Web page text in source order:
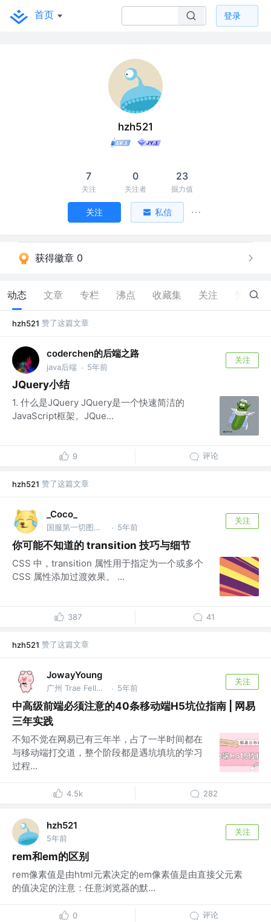
首页 登录
hzh521
7
关注
0
关注者
23
掘力值
关注 私信
获得徽章 0
动态 文章 专栏 沸点 收藏集 关注 3
hzh521 赞了这篇文章
coderchen的后端之路
java后端 · 5年前
关注
JQuery小结
1. 什么是JQuery JQuery是一个快速简洁的
JavaScript框架。JQue...
9 评论
hzh521 赞了这篇文章
_Coco_
国服第一切图仔 @Shopee · 5年前
关注
你可能不知道的 transition 技巧与细节
CSS 中，transition 属性用于指定为一个或多个
CSS 属性添加过渡效果。 ...
387 41
hzh521 赞了这篇文章
JowayYoung
广州 Trae Fellow，前网易资深前端，总结大师 @网易 · 5年前
关注
中高级前端必须注意的40条移动端H5坑位指南 | 网易
三年实践
不知不觉在网易已有三年半，占了一半时间都在
与移动端打交道，整个阶段都是遇坑填坑的学习
过程...
4.5k 282
hzh521
5年前
关注
rem和em的区别
rem像素值是由html元素决定的em像素值是由直接父元素
的值决定的注意：任意浏览器的默...
0 评论